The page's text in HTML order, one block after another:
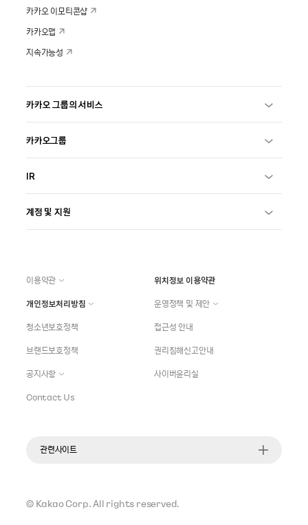
카카오 이모티콘샵
카카오맵
지속가능성
카카오 그룹의 서비스
카카오그룹
IR
계정 및 지원
이용약관
위치정보 이용약관
개인정보처리방침
운영정책 및 제안
청소년보호정책
접근성 안내
브랜드보호정책
권리침해신고안내
공지사항
사이버윤리실
Contact Us
관련사이트
© Kakao Corp.All rights reserved.